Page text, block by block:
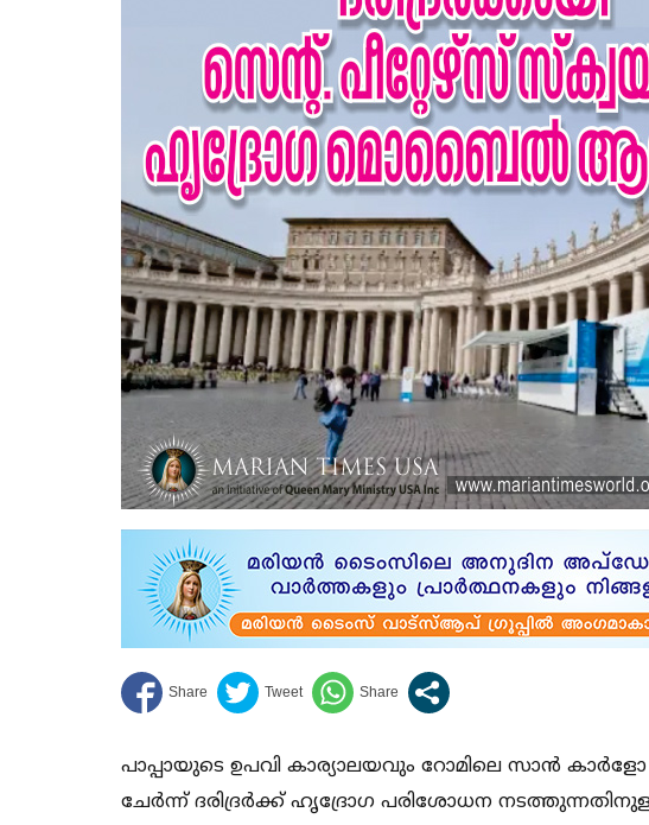
പാപ്പായുടെ ഉപവി കാര്യാലയവും റോമിലെ സാൻ
ചേർന്ന് ദരിദ്രർക്ക് ഹൃദ്രോഗ പരിശോധന